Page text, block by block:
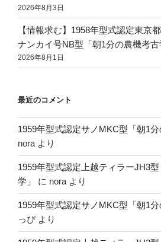
2026年8月3日
【情報求む】1958年型式認定東京
ナンカイ号NB型「朝1分の農機考古
2026年8月1日
最近のコメント
1959年型式認定サノMKC型「朝1分
nora より
1959年型式認定上越ティラーJH3
学」
に nora より
1959年型式認定サノMKC型「朝1分
っぴより